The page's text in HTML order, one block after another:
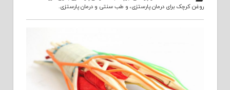
روغن کرچک برای درمان پارستزی، و طب سنتی و درمان پارستزی.